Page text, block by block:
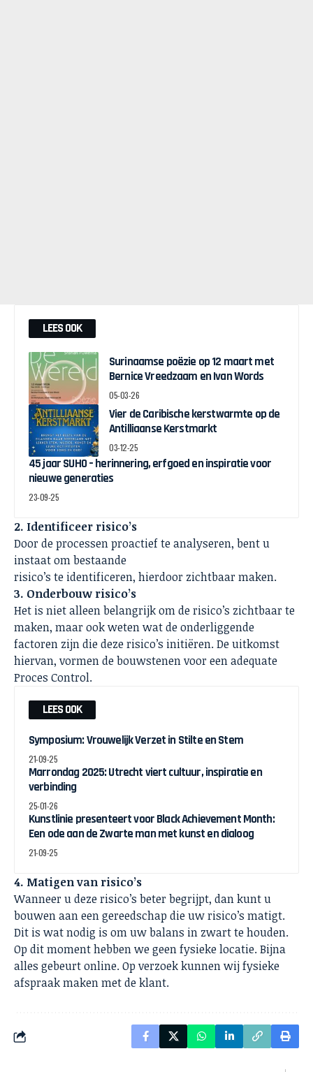
LEES OOK
Surinaamse poëzie op 12 maart met
Bernice Vreedzaam en Ivan Words
05-03-26
Vier de Caribische kerstwarmte op de
Antilliaanse Kerstmarkt
03-12-25
45 jaar SUHO – herinnering, erfgoed en inspiratie voor
nieuwe generaties
23-09-25
2. Identificeer risico’s
Door de processen proactief te analyseren, bent u
instaat om bestaande
risico’s te identificeren, hierdoor zichtbaar maken.
3. Onderbouw risico’s
Het is niet alleen belangrijk om de risico’s zichtbaar te
maken, maar ook weten wat de onderliggende
factoren zijn die deze risico’s initiëren. De uitkomst
hiervan, vormen de bouwstenen voor een adequate
Proces Control.
LEES OOK
Symposium: Vrouwelijk Verzet in Stilte en Stem
21-09-25
Marrondag 2025: Utrecht viert cultuur, inspiratie en
verbinding
25-01-26
Kunstlinie presenteert voor Black Achievement Month:
Een ode aan de Zwarte man met kunst en dialoog
21-09-25
4. Matigen van risico’s
Wanneer u deze risico’s beter begrijpt, dan kunt u
bouwen aan een gereedschap die uw risico’s matigt.
Dit is wat nodig is om uw balans in zwart te houden.
Op dit moment hebben we geen fysieke locatie. Bijna
alles gebeurt online. Op verzoek kunnen wij fysieke
afspraak maken met de klant.